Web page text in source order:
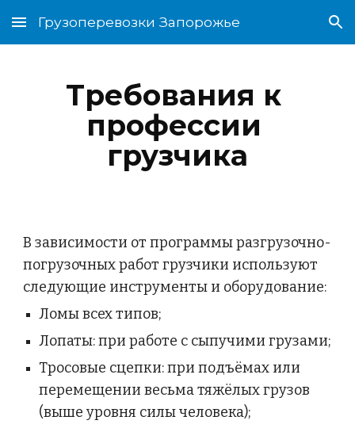
Skip to main content Skip to navigation
Грузоперевозки Запорожье
Требования к
профессии
грузчика
В зависимости от программы разгрузочно-
погрузочных работ грузчики используют
следующие инструменты и оборудование:
Ломы всех типов;
Лопаты: при работе с сыпучими грузами;
Тросовые сцепки: при подъёмах или
перемещении весьма тяжёлых грузов
(выше уровня силы человека);